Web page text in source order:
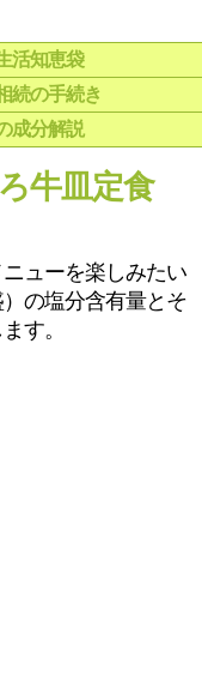
活知恵袋
続の手続き
成分解説
牛皿定食
ューを楽しみたい
の塩分含有量とそ
す。